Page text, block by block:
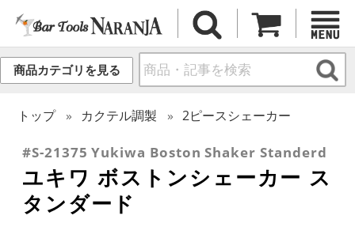
商品カテゴリを見る
トップ カクテル調製 2ピースシェーカー
#S-21375 Yukiwa Boston Shaker Standerd
ユキワ ボストンシェーカー ス
タンダード